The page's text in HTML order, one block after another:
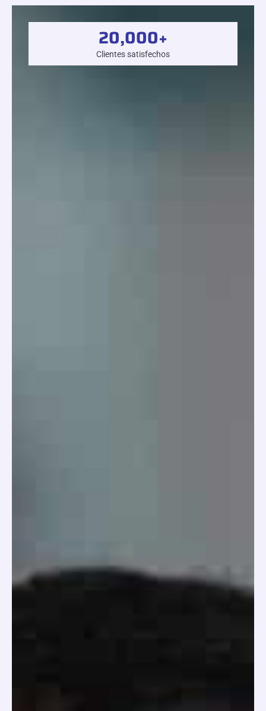
Clientes satisfechos
20,000+